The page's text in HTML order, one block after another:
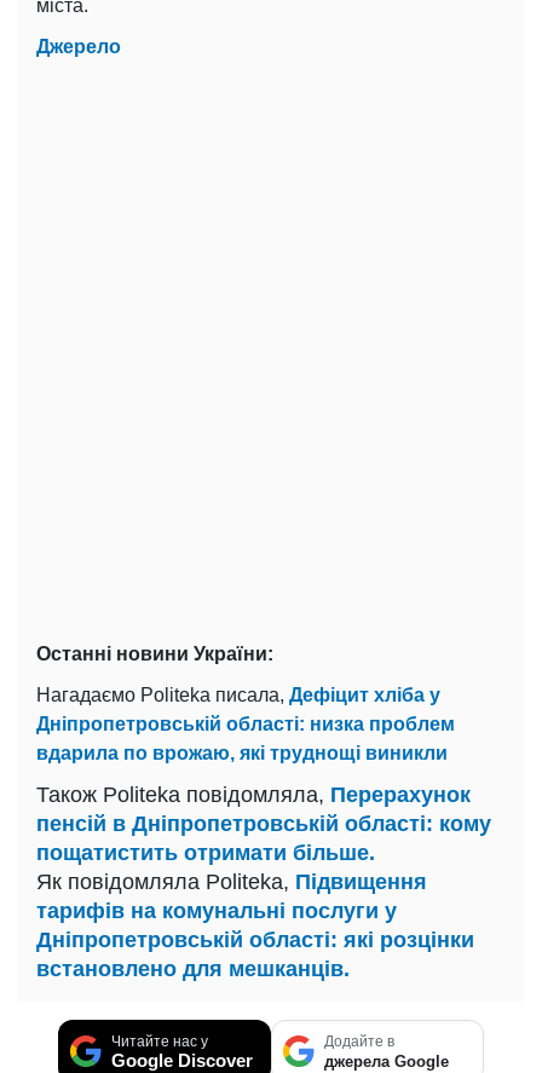
міста.
Джерело
Останні новини України:
Нагадаємо Politeka писала, Дефіцит хліба у
Дніпропетровській області: низка проблем
вдарила по врожаю, які труднощі виникли
Також Politeka повідомляла, Перерахунок
пенсій в Дніпропетровській області: кому
пощатистить отримати більше.
Як повідомляла Politeka, Підвищення
тарифів на комунальні послуги у
Дніпропетровській області: які розцінки
встановлено для мешканців.
Читайте нас у
Google Discover
Додайте в
джерела Google